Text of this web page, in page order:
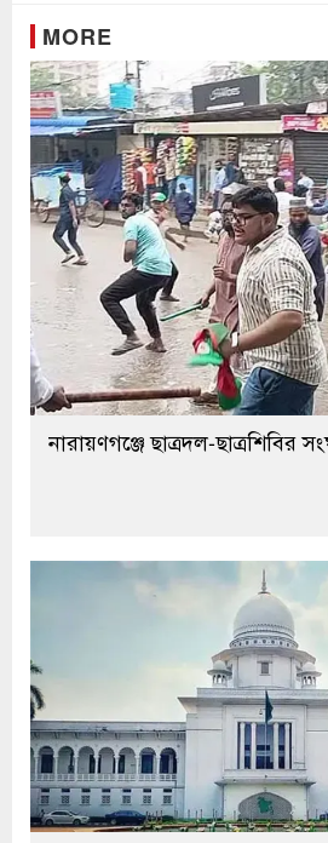
MORE
নারায়ণগঞ্জে ছাত্রদল-ছাত্রশিবির